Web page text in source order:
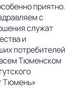
приятно.
с
служат
и
потребителей
всем Тюменском
Тюмень»